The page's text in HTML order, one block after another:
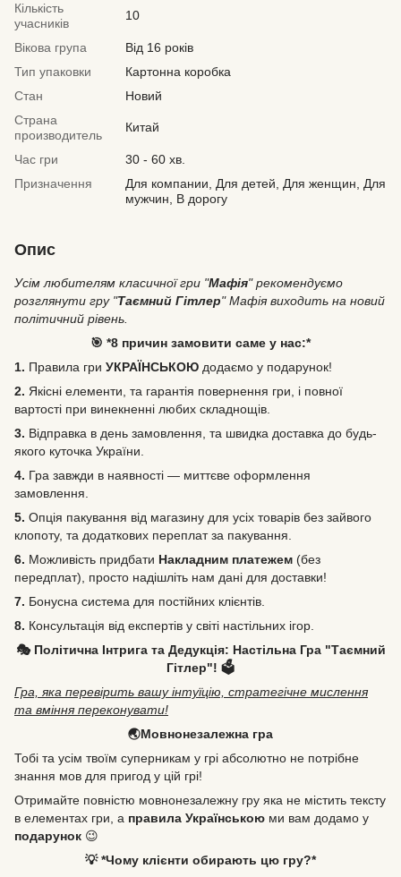
Кількість
учасників
10
Вікова група
Від 16 років
Тип упаковки
Картонна коробка
Стан
Новий
Страна
производитель
Китай
Час гри
30 - 60 хв.
Призначення
Для компании, Для детей, Для женщин, Для
мужчин, В дорогу
Опис
Усім любителям класичної гри "Мафія" рекомендуємо
розглянути гру "Таємний Гітлер" Мафія виходить на новий
політичний рівень.
🎯 *8 причин замовити саме у нас:*
1. Правила гри УКРАЇНСЬКОЮ додаємо у подарунок!
2. Якісні елементи, та гарантія повернення гри, і повної
вартості при винекненні любих складнощів.
3. Відправка в день замовлення, та швидка доставка до будь-
якого куточка України.
4. Гра завжди в наявності — миттєве оформлення
замовлення.
5. Опція пакування від магазину для усіх товарів без зайвого
клопоту, та додаткових переплат за пакування.
6. Можливість придбати Накладним платежем (без
передплат), просто надішліть нам дані для доставки!
7. Бонусна система для постійних клієнтів.
8. Консультація від експертів у світі настільних ігор.
🎭 Політична Інтрига та Дедукція: Настільна Гра "Таємний
Гітлер"! 🗳️
Гра, яка перевірить вашу інтуїцію, стратегічне мислення
та вміння переконувати!
🌏Мовнонезалежна гра
Тобі та усім твоїм суперникам у грі абсолютно не потрібне
знання мов для пригод у цій грі!
Отримайте повністю мовнонезалежну гру яка не містить тексту
в елементах гри, а правила Українською ми вам додамо у
подарунок 😉
💡 *Чому клієнти обирають цю гру?*